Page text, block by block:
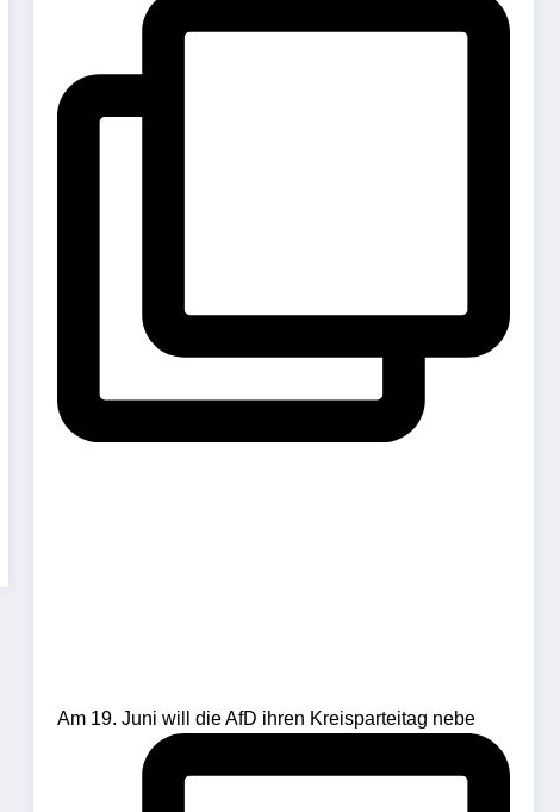
Am 19. Juni will die AfD ihren Kreisparteitag nebe